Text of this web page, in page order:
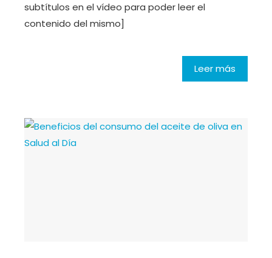
subtítulos en el vídeo para poder leer el
contenido del mismo]
Leer más